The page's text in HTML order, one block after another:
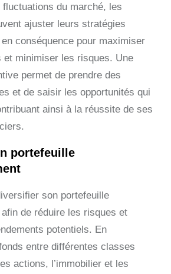
du marché, les
ajuster leurs stratégies
conséquence pour maximiser
et minimiser les risques. Une
permet de prendre des
et de saisir les opportunités qui
ainsi à la réussite de ses
portefeuille
son portefeuille
de réduire les risques et
potentiels. En
entre différentes classes
actions, l’immobilier et les